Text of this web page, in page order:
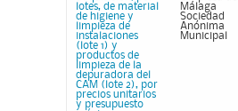
lotes, de material
de higiene y
limpieza de
instalaciones
(lote 1) y
productos de
limpieza de la
depuradora del
CAM (lote 2), por
precios unitarios
y presupuesto
Málaga
Sociedad
Anónima
Municipal